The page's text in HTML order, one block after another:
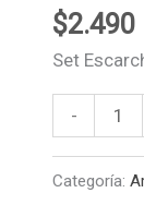
$2.490
Set
-
6
Unidades
Uhu
cantidad
Categoría: